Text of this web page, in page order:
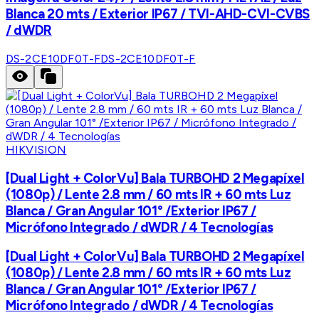
Blanca 20 mts / Exterior IP67 / TVI-AHD-CVI-CVBS
/ dWDR
DS-2CE10DF0T-FDS-2CE10DF0T-F
HIKVISION
[Dual Light + ColorVu] Bala TURBOHD 2 Megapíxel
(1080p) / Lente 2.8 mm / 60 mts IR + 60 mts Luz
Blanca / Gran Angular 101° /Exterior IP67 /
Micrófono Integrado / dWDR / 4 Tecnologías
[Dual Light + ColorVu] Bala TURBOHD 2 Megapíxel
(1080p) / Lente 2.8 mm / 60 mts IR + 60 mts Luz
Blanca / Gran Angular 101° /Exterior IP67 /
Micrófono Integrado / dWDR / 4 Tecnologías